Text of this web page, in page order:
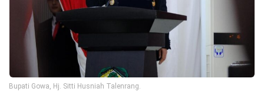
Bupati Gowa, Hj. Sitti Husniah Talenrang.